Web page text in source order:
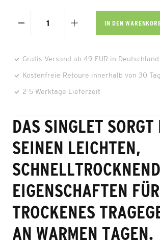
IN DEN
Gratis Versand ab 49 EUR in Deutschland
Kostenfreie Retoure innerhalb von 30
2-5 Werktage Lieferzeit
DAS SINGLET SORGT
SEINEN LEICHTEN,
EIGENSCHAFTEN
TROCKENES
AN WARMEN TAGEN.